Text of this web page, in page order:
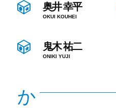
奥井 幸平
OKUI KOUHEI
鬼木 祐二
ONIKI YUJI
か